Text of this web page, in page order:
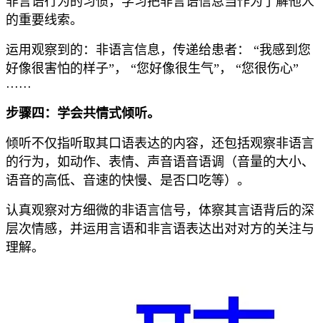
的重要线索。
运用观察到的：非语言信息，传递给患者： “我感到您
好像很害怕的样子”， “您好像很生气”， “您很伤心”
……
步骤四：学会共情式倾听。
倾听不仅指听取其口语表达的内容，还包括观察非语言
的行为，如动作、表情、声音语音语调（音量的大小、
语音的高低、音速的快慢、是否口吃等）。
认真观察对方细微的非语言信号，体察其言语背后的深
层次情感，并运用言语和非言语表达出对对方的关注与
理解。